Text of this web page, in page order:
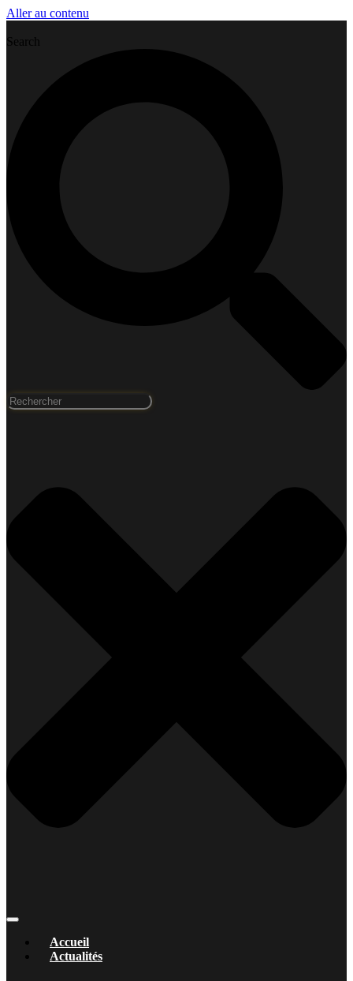
Aller au contenu
Search
Accueil
Actualités